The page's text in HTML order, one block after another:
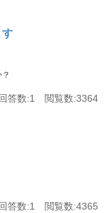
す
回答数:1 閲覧数:3364
回答数:1 閲覧数:4365